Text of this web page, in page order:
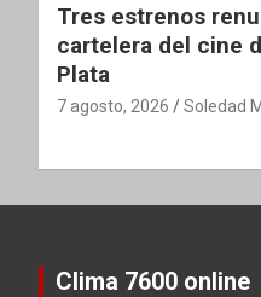
Tres estrenos
cartelera del cine
Plata
7 agosto, 2026 Soledad
Clima 7600 online